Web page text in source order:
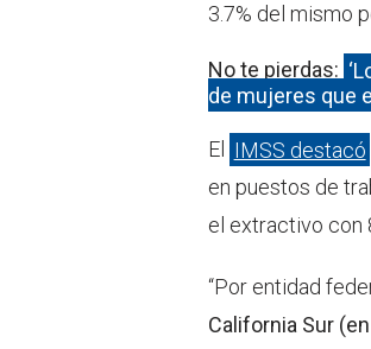
3.7% del mismo
No te pierdas:
de mujeres que
El IMSS destacó
en puestos de
el extractivo con
“Por entidad
California Sur